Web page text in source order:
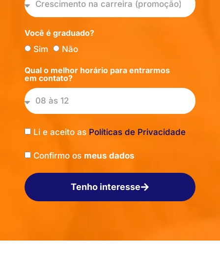
Você é graduado?
Sim
Não
Qual o melhor horário para entrarmos
em contato?
Li e aceito as Políticas de Privacidade
Confirmo os meus dados
Tenho interesse